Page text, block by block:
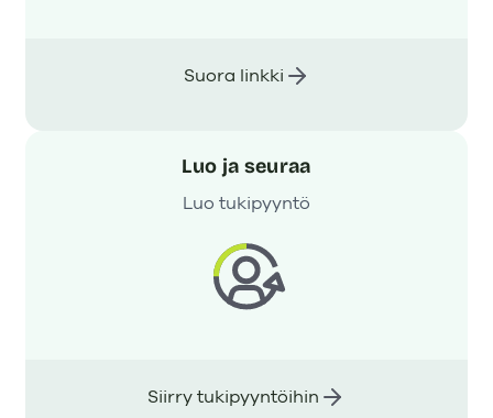
Suora linkki
Luo ja seuraa
Luo tukipyyntö
Siirry tukipyyntöihin